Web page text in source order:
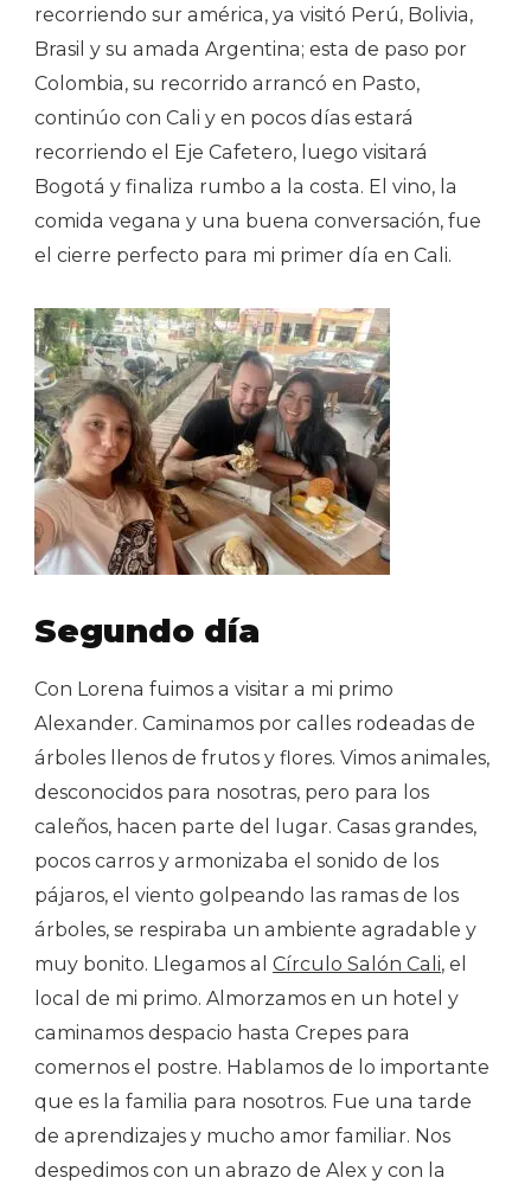
recorriendo sur américa, ya visitó Perú, Bolivia,
Brasil y su amada Argentina; esta de paso por
Colombia, su recorrido arrancó en Pasto,
continúo con Cali y en pocos días estará
recorriendo el Eje Cafetero, luego visitará
Bogotá y finaliza rumbo a la costa. El vino, la
comida vegana y una buena conversación, fue
el cierre perfecto para mi primer día en Cali.
Segundo día
Con Lorena fuimos a visitar a mi primo
Alexander. Caminamos por calles rodeadas de
árboles llenos de frutos y flores. Vimos animales,
desconocidos para nosotras, pero para los
caleños, hacen parte del lugar. Casas grandes,
pocos carros y armonizaba el sonido de los
pájaros, el viento golpeando las ramas de los
árboles, se respiraba un ambiente agradable y
muy bonito. Llegamos al Círculo Salón Cali, el
local de mi primo. Almorzamos en un hotel y
caminamos despacio hasta Crepes para
comernos el postre. Hablamos de lo importante
que es la familia para nosotros. Fue una tarde
de aprendizajes y mucho amor familiar. Nos
despedimos con un abrazo de Alex y con la